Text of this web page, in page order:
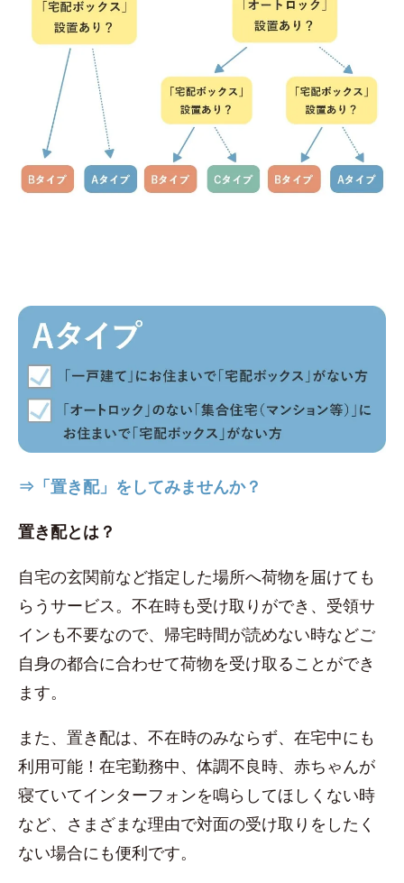
⇒「置き配」をしてみませんか？
置き配とは？
自宅の玄関前など指定した場所へ荷物を届けても
らうサービス。不在時も受け取りができ、受領サ
インも不要なので、帰宅時間が読めない時などご
自身の都合に合わせて荷物を受け取ることができ
ます。
また、置き配は、不在時のみならず、在宅中にも
利用可能！在宅勤務中、体調不良時、赤ちゃんが
寝ていてインターフォンを鳴らしてほしくない時
など、さまざまな理由で対面の受け取りをしたく
ない場合にも便利です。